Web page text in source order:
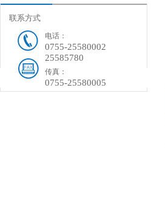
联系方式
电话：
0755-25580002
25585780
传真：
0755-25580005